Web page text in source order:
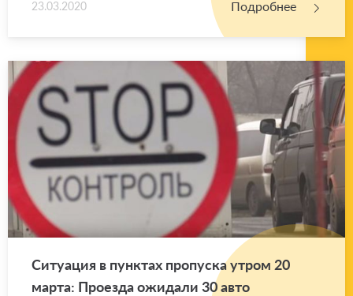
23.03.2020 Подробнее
Си­ту­а­ция в пунк­тах про­пус­ка утром 20
марта: Про­ез­да ожи­да­ли 30 авто